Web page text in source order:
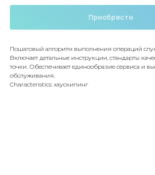
Приобрести
Пошаговый алгоритм выполнения операций
Включает детальные инструкции, стандарты
точки. Обеспечивает единообразие сервиса и
обслуживания.
Characteristics: хаускипинг